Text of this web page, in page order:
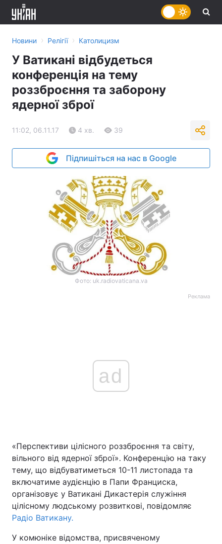
Головна Війна
Україна Політика
Новини › Релігії › Католицизм
У Ватикані відбудеться
конференція на тему
роззброєння та заборону
ядерної зброї
11:02, 06.11.17 4 хв. 39
Підпишіться на нас в Google
Фото: uk.radiovaticana.va
Реклама
ad
«Перспективи цілісного роззброєння та світу,
вільного від ядерної зброї». Конференцію на таку
тему, що відбуватиметься 10-11 листопада та
включатиме аудієнцію в Папи Франциска,
організовує у Ватикані Дикастерія служіння
цілісному людському розвиткові, повідомляє
Радіо Ватикану.
У комюніке відомства, присвяченому